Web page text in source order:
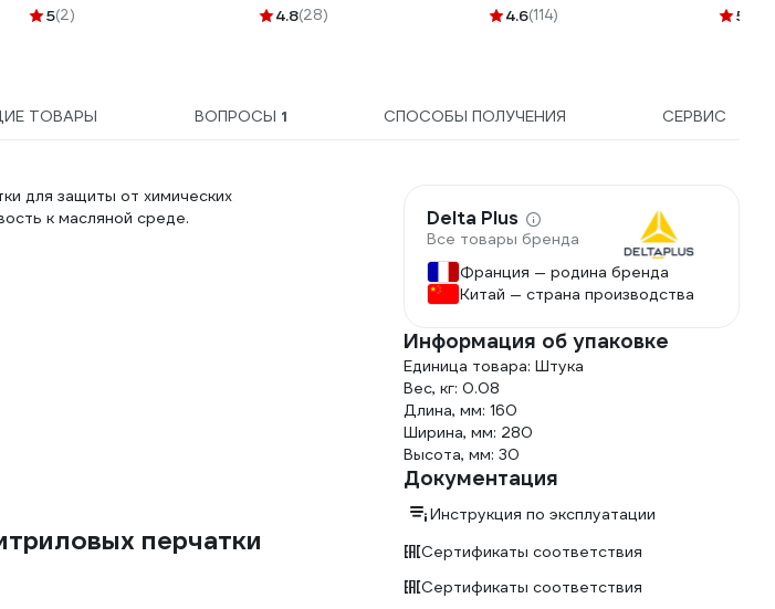
5(2)
клапаном 30646
4.8(28)
100мл 10001
4.6(114)
шт.5
ТОВАРЫ ВОПРОСЫ 1 СПОСОБЫ ПОЛУЧЕНИЯ СЕРВИС
для защиты от химических
к масляной среде.
перчатки
Delta Plus
Все товары бренда
Франция — родина бренда
Китай — страна производства
Информация об упаковке
Единица товара: Штука
Вес, кг: 0.08
Длина, мм: 160
Ширина, мм: 280
Высота, мм: 30
Документация
Инструкция по эксплуатации
Сертификаты соответствия
Сертификаты соответствия